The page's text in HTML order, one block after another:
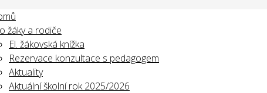
žáky a rodiče
El. žákovská knížka
Rezervace konzultace s pedagogem
Aktuality
Aktuální školní rok 2025/2026